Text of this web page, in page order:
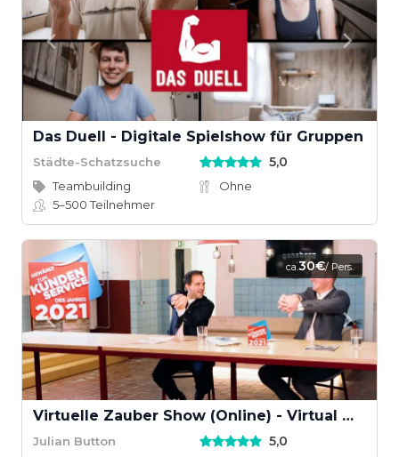
Das Duell - Digitale Spielshow für Gruppen
Städte-Schatzsuche 5,0
Teambuilding
Ohne
5–500Teilnehmer
ca.30€/ Pers.
Virtuelle Zauber Show (Online) - Virtual Magic Show
Julian Button 5,0